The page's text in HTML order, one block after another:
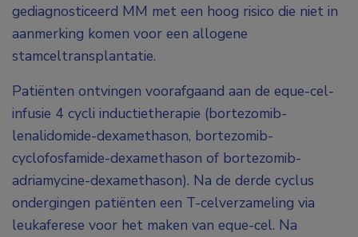
gediagnosticeerd MM met een hoog risico die niet in
aanmerking komen voor een allogene
stamceltransplantatie.
Patiënten ontvingen voorafgaand aan de eque-cel-
infusie 4 cycli inductietherapie (bortezomib-
lenalidomide-dexamethason, bortezomib-
cyclofosfamide-dexamethason of bortezomib-
adriamycine-dexamethason). Na de derde cyclus
ondergingen patiënten een T-celverzameling via
leukaferese voor het maken van eque-cel. Na